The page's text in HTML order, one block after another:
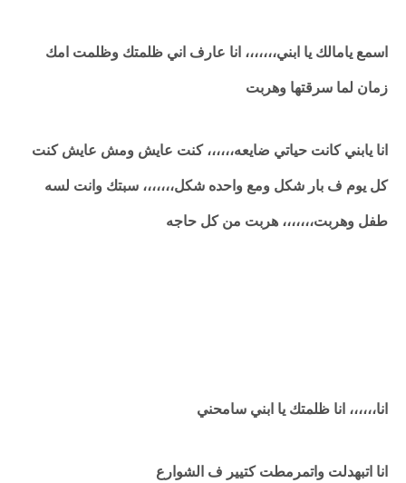
اسمع يامالك يا ابني،،،،،،، انا عارف اني ظلمتك وظلمت امك
زمان لما سرقتها وهربت
انا يابني كانت حياتي ضايعه،،،،،، كنت عايش ومش عايش كنت
كل يوم ف بار شكل ومع واحده شكل،،،،،،، سبتك وانت لسه
طفل وهربت،،،،،،، هربت من كل حاجه
انا،،،،،، انا ظلمتك يا ابني سامحني
انا اتبهدلت واتمرمطت كتيير ف الشوارع